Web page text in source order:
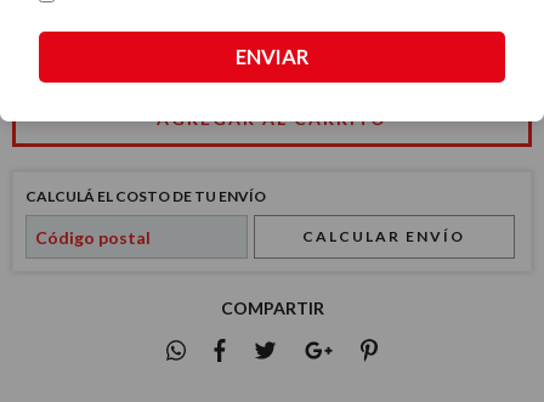
CALCULÁ EL COSTO DE TU ENVÍO
CALCULAR ENVÍO
COMPARTIR
ENVIAR